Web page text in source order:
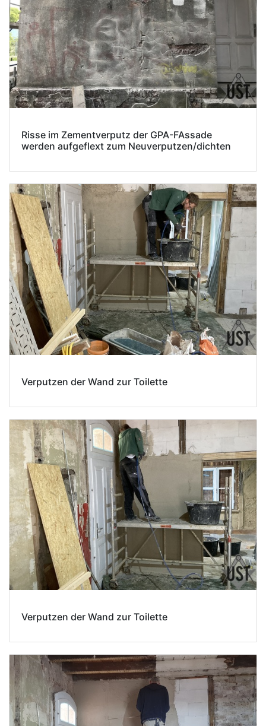
Risse im Zementverputz der GPA-FAssade
werden aufgeflext zum Neuverputzen/dichten
Verputzen der Wand zur Toilette
Verputzen der Wand zur Toilette